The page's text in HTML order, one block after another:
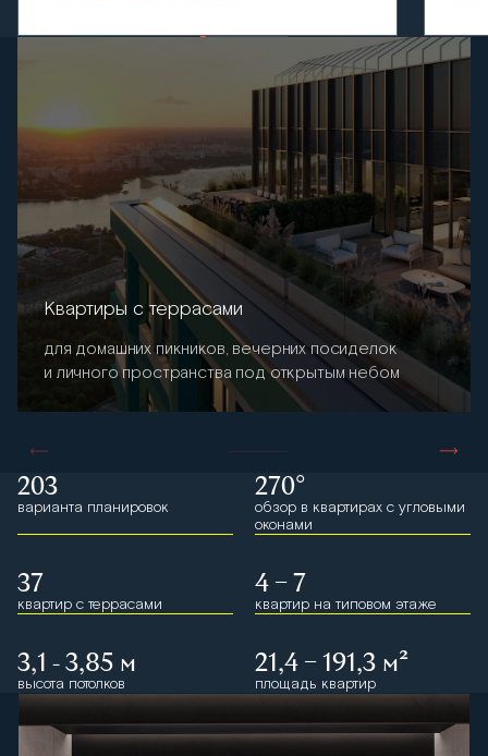
Квартиры с террасами
для домашних пикников, вечерних посиделок
и личного пространства под открытым небом
203
варианта планировок
270°
обзор в квартирах с угловыми
оконами
37
квартир с террасами
4 – 7
квартир на типовом этаже
3,1 - 3,85 м
высота потолков
21,4 – 191,3 м²
площадь квартир